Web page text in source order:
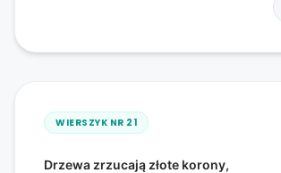
WIERSZYK NR 21
Drzewa zrzucają złote korony,